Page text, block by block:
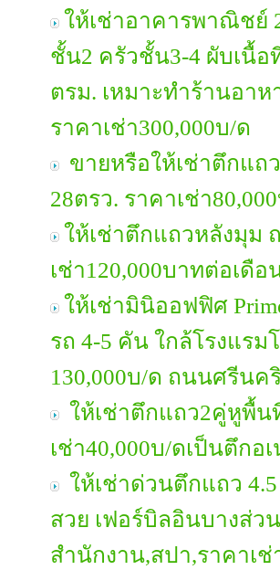
ให้เช่าอาคารพาณิชย์
ชั้น2 ครัวชั้น3-4 ผับเนื้
ตรม. เหมาะทำร้านอา
ราคาเช่า300,000บ/ด
ขายหรือให้เช่าตึกแ
28ตรว. ราคาเช่า
ให้เช่าตึกแถวหลังมุม
เช่า120,000บาทต่อเดือ
ให้เช่ามินิออฟฟิศ
รถ 4-5 คัน ใกล้โรงแรม
130,000บ/ด ถนนศรีนค
ให้เช่าตึกแถว2คู่หูพื้
เช่า40,000บ/ดเป็นตึกอ
ให้เช่าด่วนตึกแถว
สวย เฟอร์บิลอินบางส่ว
สำนักงาน,สปา,ราคาเ